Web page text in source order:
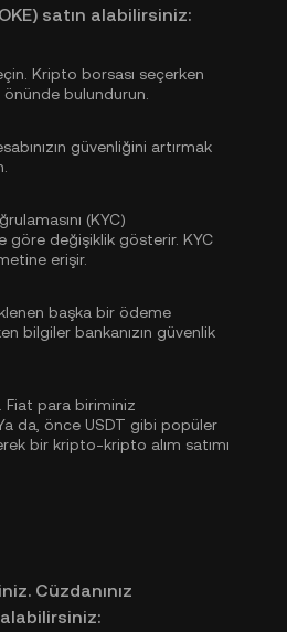
satın alabilirsiniz:
Kripto borsası seçerken
bulundurun.
güvenliğini artırmak
(KYC)
göre değişiklik gösterir. KYC
erişir.
başka bir ödeme
bilgiler bankanızın güvenlik
Fiat para biriminiz
da, önce USDT gibi popüler
bir kripto-kripto alım satımı
Cüzdanınız